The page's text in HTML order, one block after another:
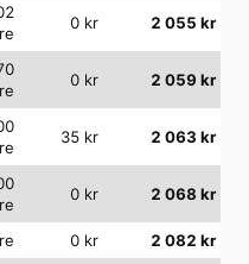
0 kr 2 055 kr
0 kr 2 059 kr
35 kr 2 063 kr
0 kr 2 068 kr
0 kr 2 082 kr